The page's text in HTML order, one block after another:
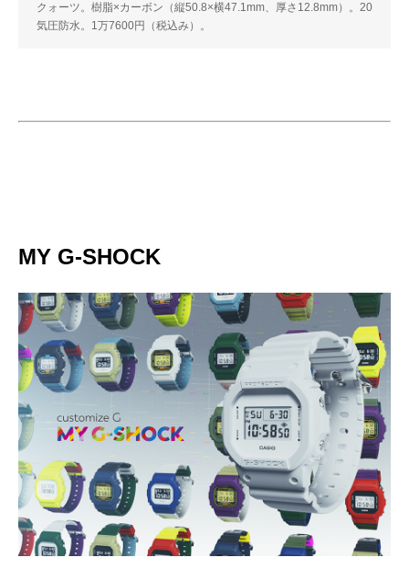
クォーツ。樹脂×カーボン（縦50.8×横47.1mm、厚さ12.8mm）。20
気圧防水。1万7600円（税込み）。
MY G-SHOCK